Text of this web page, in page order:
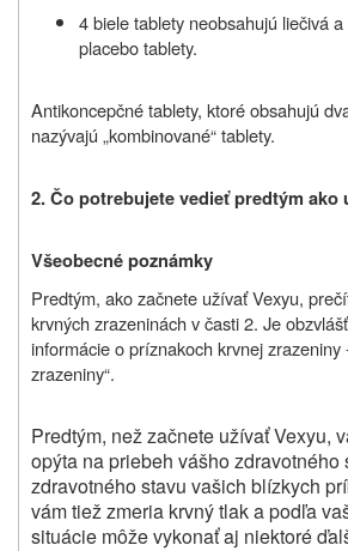
4 biele tablety neobsahujú liečivá
placebo tablety.
Antikoncepčné tablety, ktoré obsahujú
nazývajú „kombinované“ tablety.
2. Čo potrebujete vedieť predtým ako
Všeobecné poznámky
Predtým, ako začnete užívať Vexyu,
krvných zrazeninách v časti 2. Je
informácie o príznakoch krvnej zrazeniny
zrazeniny“.
Predtým, než začnete užívať Vexyu,
opýta na priebeh vášho zdravotného
zdravotného stavu vašich blízkych
vám tiež zmeria krvný tlak a podľa
situácie môže vykonať aj niektoré